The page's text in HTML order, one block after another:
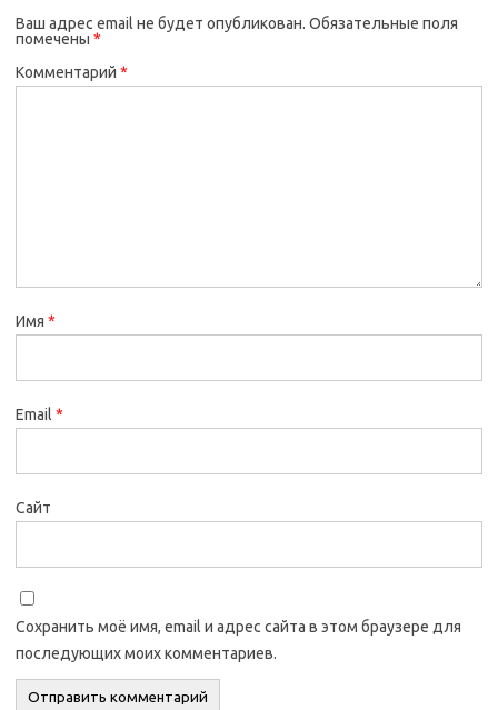
Ваш адрес email не будет опубликован. Обязательные поля
помечены *
Комментарий *
Имя *
Email *
Сайт
Сохранить моё имя, email и адрес сайта в этом браузере для
последующих моих комментариев.